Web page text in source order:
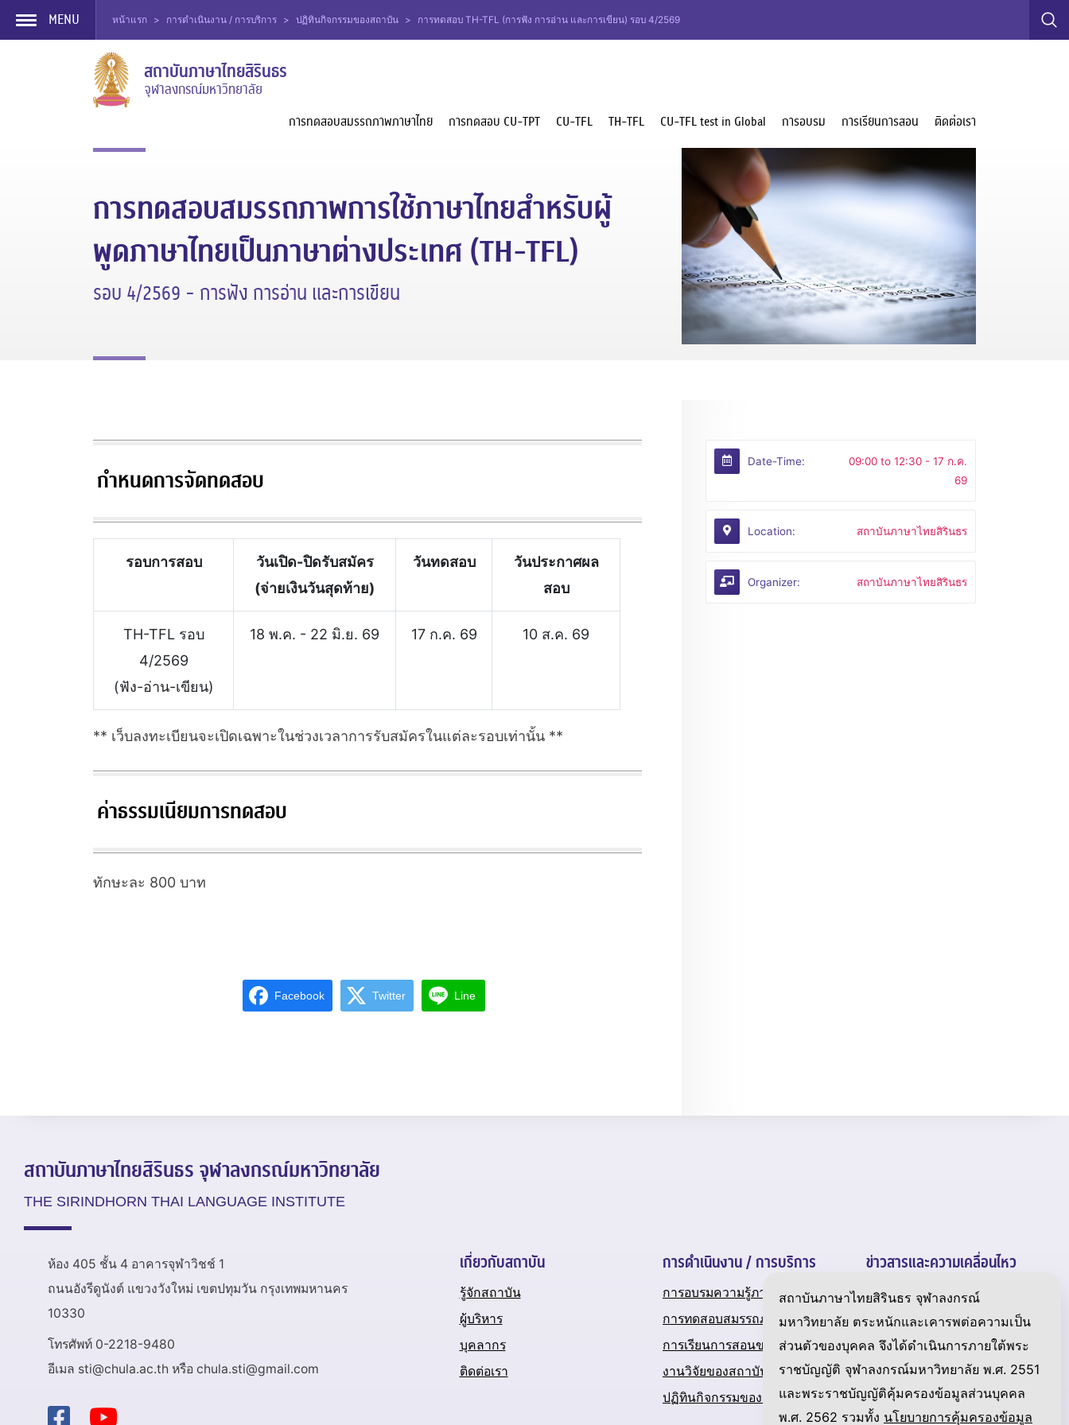
MENU หน้าแรก > การดำเนินงาน / การบริการ > ปฏิทินกิจกรรมของสถาบัน > การทดสอบ TH-TFL (การฟัง การอ่าน และการเขียน) รอบ 4/2569
สถาบันภาษาไทยสิรินธร
จุฬาลงกรณ์มหาวิทยาลัย
การทดสอบสมรรถภาพภาษาไทย การทดสอบ CU-TPT CU-TFL TH-TFL CU-TFL test in Global การอบรม การเรียนการสอน ติดต่อเรา
การทดสอบสมรรถภาพการใช้ภาษาไทยสำหรับผู้
พูดภาษาไทยเป็นภาษาต่างประเทศ (TH-TFL)
รอบ 4/2569 - การฟัง การอ่าน และการเขียน
กำหนดการจัดทดสอบ
รอบการสอบ
วันเปิด-ปิดรับสมัคร
(จ่ายเงินวันสุดท้าย)
วันทดสอบ
วันประกาศผล
สอบ
TH-TFL รอบ
4/2569
(ฟัง-อ่าน-เขียน)
18 พ.ค. - 22 มิ.ย. 69 17 ก.ค. 69 10 ส.ค. 69
** เว็บลงทะเบียนจะเปิดเฉพาะในช่วงเวลาการรับสมัครในแต่ละรอบเท่านั้น **
ค่าธรรมเนียมการทดสอบ
ทักษะละ 800 บาท
Facebook Twitter Line
Date-Time: 09:00 to 12:30 - 17 ก.ค.
69
Location: สถาบันภาษาไทยสิรินธร
Organizer: สถาบันภาษาไทยสิรินธร
สถาบันภาษาไทยสิรินธร จุฬาลงกรณ์มหาวิทยาลัย
THE SIRINDHORN THAI LANGUAGE INSTITUTE
ห้อง 405 ชั้น 4 อาคารจุฬาวิชช์ 1
ถนนอังรีดูนังต์ แขวงวังใหม่ เขตปทุมวัน กรุงเทพมหานคร
10330
โทรศัพท์ 0-2218-9480
อีเมล sti@chula.ac.th หรือ chula.sti@gmail.com
เกี่ยวกับสถาบัน
รู้จักสถาบัน
ผู้บริหาร
บุคลากร
ติดต่อเรา
การดำเนินงาน / การบริการ
การอบรมความรู้ภาษาไทย
การทดสอบสมรรถภาพภาษาไทย
การเรียนการสอนของสถาบัน
งานวิจัยของสถาบัน
ปฏิทินกิจกรรมของสถาบัน
ข่าวสารและความเคลื่อนไหว
ข่าวสาร
เกร็ดความรู้เกี่ยวกับภาษาไทย
แกลเลอรี
ดาวน์โหลด
Link ที่น่าสนใจ
สถาบันภาษาไทยสิรินธร จุฬาลงกรณ์
มหาวิทยาลัย ตระหนักและเคารพต่อความเป็น
ส่วนตัวของบุคคล จึงได้ดำเนินการภายใต้พระ
ราชบัญญัติ จุฬาลงกรณ์มหาวิทยาลัย พ.ศ. 2551
และพระราชบัญญัติคุ้มครองข้อมูลส่วนบุคคล
พ.ศ. 2562 รวมทั้ง นโยบายการคุ้มครองข้อมูล